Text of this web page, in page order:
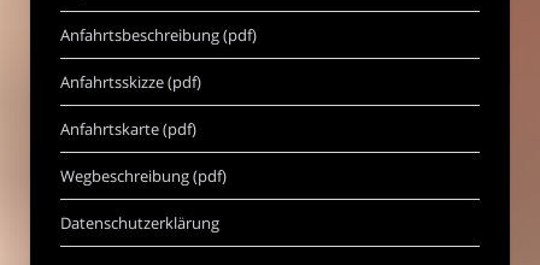
Anfahrtsbeschreibung (pdf)
Anfahrtsskizze (pdf)
Anfahrtskarte (pdf)
Wegbeschreibung (pdf)
Datenschutzerklärung